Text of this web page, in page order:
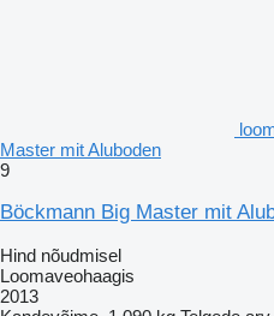
Master mit Aluboden
9
Böckmann Big Master mit
Hind nõudmisel
Loomaveohaagis
2013